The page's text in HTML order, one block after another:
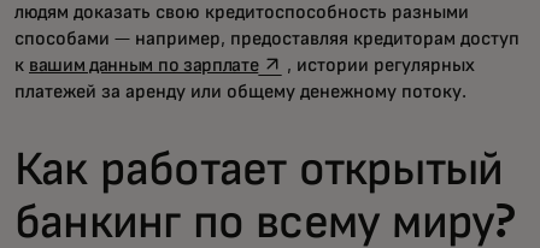
людям доказать свою кредитоспособность разными
способами — например, предоставляя кредиторам доступ
к вашим данным по зарплатеopens in a new tab
, истории регулярных
платежей за аренду или общему денежному потоку.
Как работает открытый
банкинг по всему миру?